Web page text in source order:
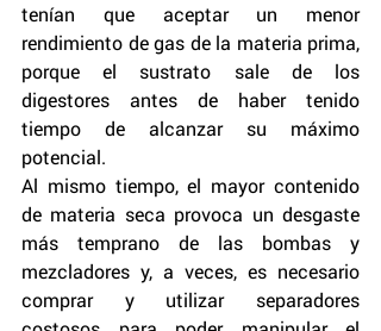
tenían que aceptar un menor
rendimiento de gas de la materia prima,
porque el sustrato sale de los
digestores antes de haber tenido
tiempo de alcanzar su máximo
potencial.
Al mismo tiempo, el mayor contenido
de materia seca provoca un desgaste
más temprano de las bombas y
mezcladores y, a veces, es necesario
comprar y utilizar separadores